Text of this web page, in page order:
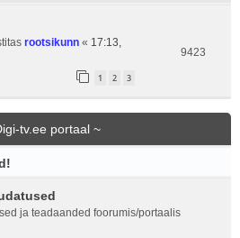
rootsikunn « 17:13,
1 2 3
9423
tv.ee portaal ~
ja teadaanded foorumis/portaalis